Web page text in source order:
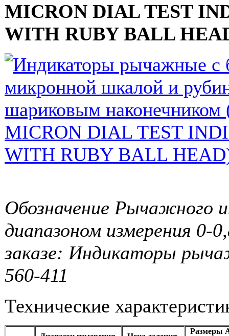
MICRON DIAL TEST
WITH RUBY BALL
Обозначение Рычажного
диапазоном измерения 0-
заказе: Индикаторы
560-411
Технические
Размеры